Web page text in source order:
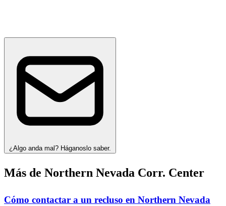
¿Algo anda mal? Háganoslo saber.
Más de Northern Nevada Corr. Center
Cómo contactar a un recluso en Northern Nevada